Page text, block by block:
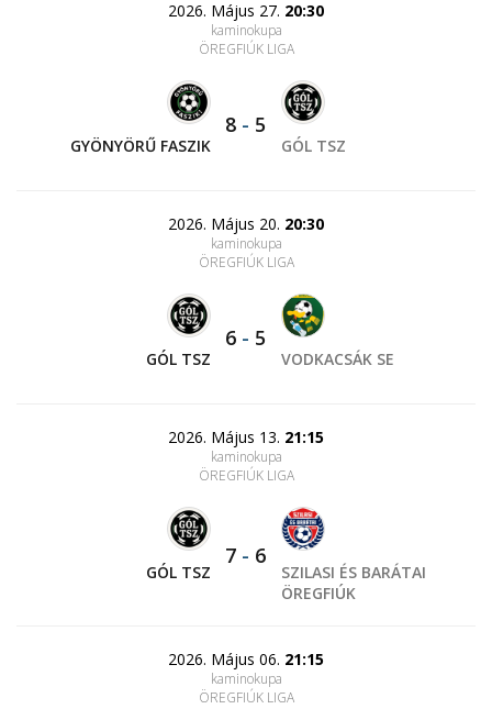
2026. Május 27. 20:30
kaminokupa
ÖREGFIÚK LIGA
GYÖNYÖRŰ FASZIK
8 - 5
GÓL TSZ
2026. Május 20. 20:30
kaminokupa
ÖREGFIÚK LIGA
GÓL TSZ
6 - 5
VODKACSÁK SE
2026. Május 13. 21:15
kaminokupa
ÖREGFIÚK LIGA
GÓL TSZ
7 - 6
SZILASI ÉS BARÁTAI
ÖREGFIÚK
2026. Május 06. 21:15
kaminokupa
ÖREGFIÚK LIGA